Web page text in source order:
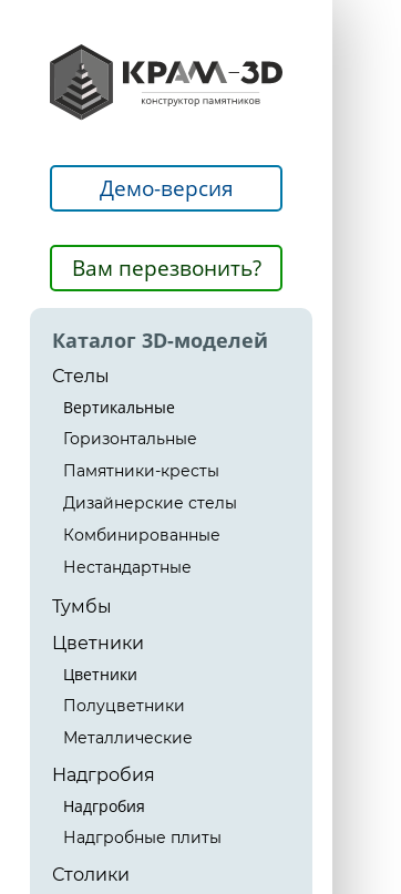
Демо-версия
Вам перезвонить?
Каталог 3D-моделей
Стелы
Вертикальные
Горизонтальные
Памятники-кресты
Дизайнерские стелы
Комбинированные
Нестандартные
Тумбы
Цветники
Цветники
Полуцветники
Металлические
Надгробия
Надгробия
Надгробные плиты
Столики